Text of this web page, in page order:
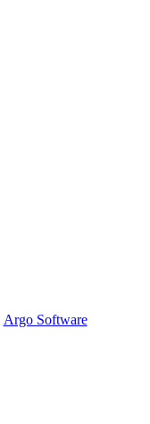
Argo Software